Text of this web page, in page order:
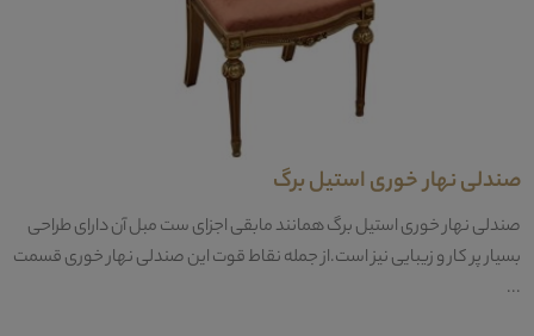
صندلی نهار خوری استیل برگ
صندلی نهار خوری استیل برگ همانند مابقی اجزای ست مبل آن دارای طراحی
بسیار پر کار و زیبایی نیز است.از جمله نقاط قوت این صندلی نهار خوری قسمت
...